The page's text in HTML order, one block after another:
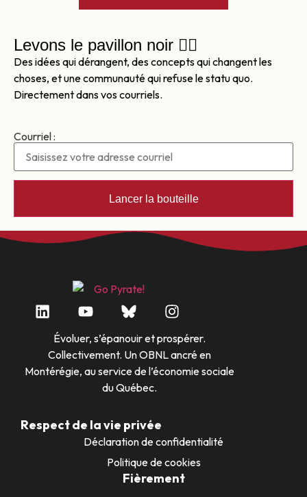
Levons le pavillon noir 🏴‍☠️
Des idées qui dérangent, des concepts qui changent les
choses, et une communauté qui refuse le statu quo.
Directement dans vos courriels.
Courriel :
Évoluer, s’épanouir et prospérer.
Collectivement. Un OBNL ancré en
Montérégie, au service de l’économie sociale
du Québec.
Respect de la vie privée
Déclaration de confidentialité
Politique de cookies
Fièrement